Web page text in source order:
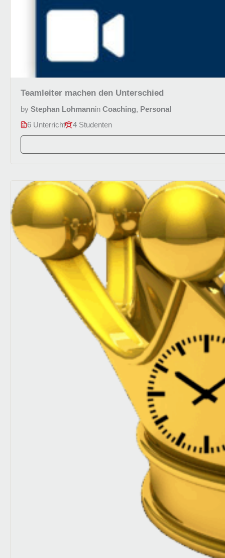
Teamleiter machen den Unterschied
by Stephan Lohmannin Coaching, Personal
6 Unterricht
4 Studenten